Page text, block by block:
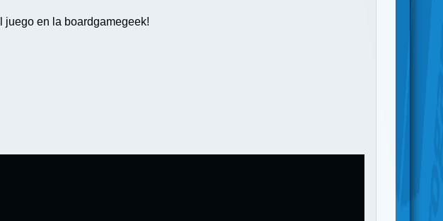
juego en la boardgamegeek!